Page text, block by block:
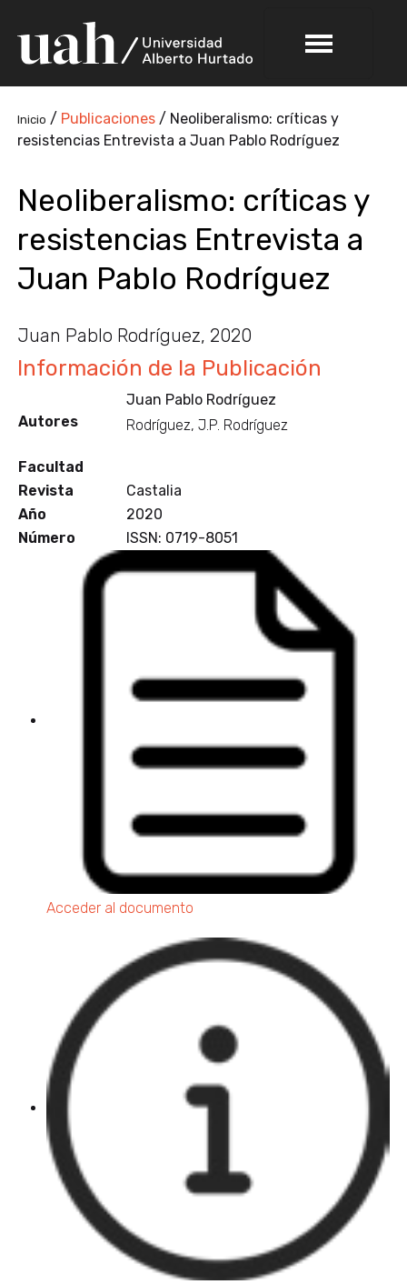
Inicio / Publicaciones / Neoliberalismo: críticas y
resistencias Entrevista a Juan Pablo Rodríguez
Neoliberalismo: críticas y
resistencias Entrevista a
Juan Pablo Rodríguez
Juan Pablo Rodríguez, 2020
Información de la Publicación
Autores
Juan Pablo Rodríguez
Rodríguez, J.P. Rodríguez
Facultad
Revista
Castalia
Año
2020
Número
ISSN: 0719-8051
Acceder al documento